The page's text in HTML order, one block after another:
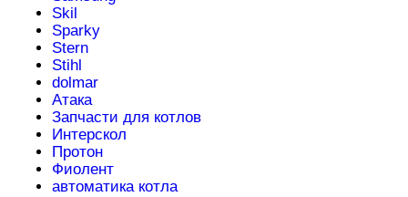
Skil
Sparky
Stern
Stihl
dolmar
Атака
Запчасти для котлов
Интерскол
Протон
Фиолент
автоматика котла